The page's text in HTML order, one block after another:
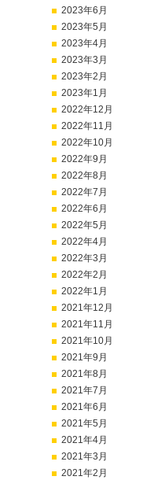
2023年6月
2023年5月
2023年4月
2023年3月
2023年2月
2023年1月
2022年12月
2022年11月
2022年10月
2022年9月
2022年8月
2022年7月
2022年6月
2022年5月
2022年4月
2022年3月
2022年2月
2022年1月
2021年12月
2021年11月
2021年10月
2021年9月
2021年8月
2021年7月
2021年6月
2021年5月
2021年4月
2021年3月
2021年2月